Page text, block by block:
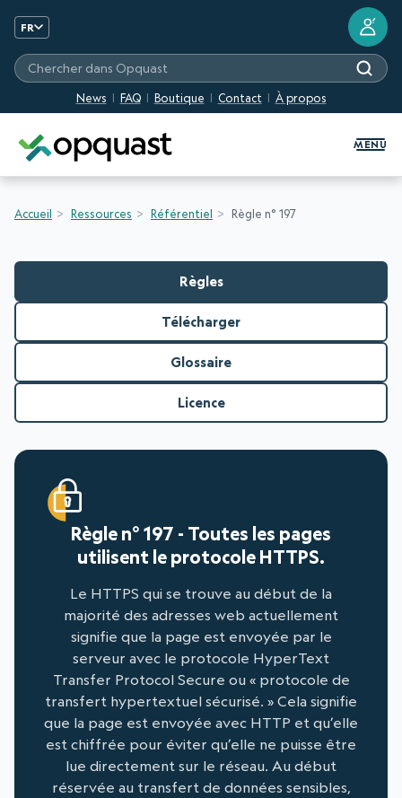
FR
News FAQ Boutique Contact À propos
Chercher dans Opquast
?
MENU
Accueil Ressources Référentiel Règle n° 197
Règles
Télécharger
Glossaire
Licence
Règle n° 197 - Toutes les pages
utilisent le protocole HTTPS.
Le HTTPS qui se trouve au début de la
majorité des adresses web actuellement
signifie que la page est envoyée par le
serveur avec le protocole HyperText
Transfer Protocol Secure ou « protocole de
transfert hypertextuel sécurisé. » Cela signifie
que la page est envoyée avec HTTP et qu’elle
est chiffrée pour éviter qu’elle ne puisse être
lue directement sur le réseau. Au début
réservée au transfert de données sensibles,